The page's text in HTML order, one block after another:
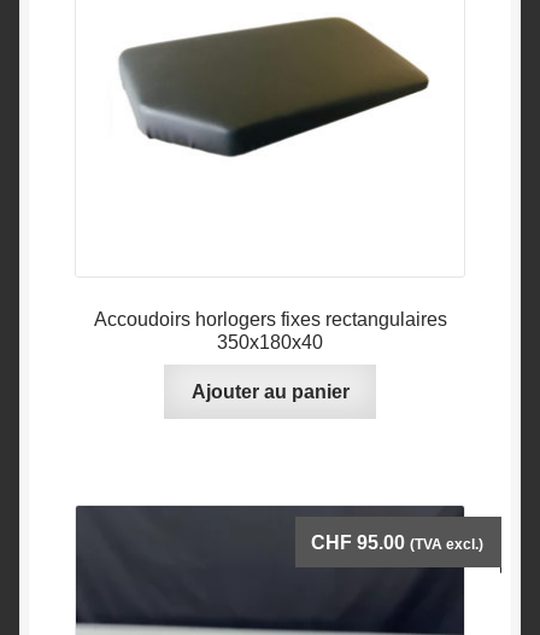
Accoudoirs horlogers fixes rectangulaires
350x180x40
Ajouter au panier
CHF 95.00 (TVA excl.)